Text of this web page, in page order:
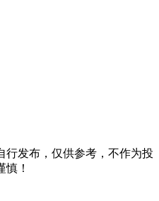
行发布，仅供参考，不作为投
！